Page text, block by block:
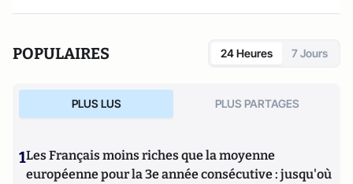
POPULAIRES 24 Heures 7 Jours
PLUS LUS PLUS PARTAGES
1Les Français moins riches que la moyenne
européenne pour la 3e année consécutive : jusqu'où